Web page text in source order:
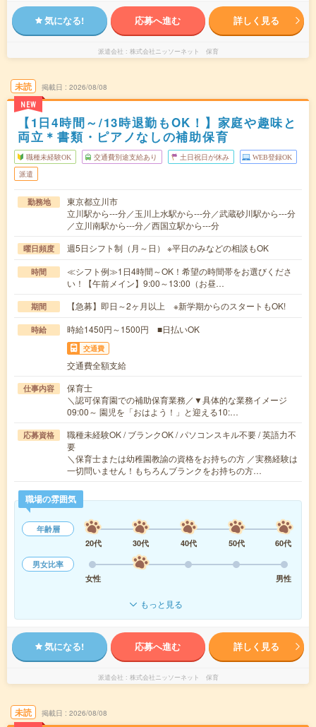
気になる! 応募へ進む 詳しく見る
派遣会社 株式会社ニッソーネット 保育
未読
NEW
掲載日 2026/08/08
【1日4時間～/13時退勤もOK！】家庭や趣味と
両立＊書類・ピアノなしの補助保育
職種未経験OK 交通費別途支給あり 土日祝日が休み WEB登録OK
派遣
勤務地
東京都立川市
立川駅から---分／玉川上水駅から---分／武蔵砂川駅から---分
／立川南駅から---分／西国立駅から---分
曜日頻度 週5日シフト制（月～日） ※平日のみなどの相談もOK
時間
≪シフト例≫1日4時間～OK！希望の時間帯をお選びくださ
い！【午前メイン】9:00～13:00（お昼…
期間 【急募】即日～2ヶ月以上 ※新学期からのスタートもOK!
時給 時給1450円～1500円 ■日払いOK
交通費
交通費全額支給
仕事内容
保育士
＼認可保育園での補助保育業務／▼具体的な業務イメージ
09:00～ 園児を「おはよう！」と迎える10:…
応募資格
職種未経験OK / ブランクOK / パソコンスキル不要 / 英語力不
要
＼保育士または幼稚園教諭の資格をお持ちの方 ／実務経験は
一切問いません！もちろんブランクをお持ちの方…
職場の雰囲気
年齢層
20代
30代 40代 50代
60代
男女比率
女性
男性
もっと見る
気になる! 応募へ進む 詳しく見る
派遣会社 株式会社ニッソーネット 保育
未読 掲載日 2026/08/08